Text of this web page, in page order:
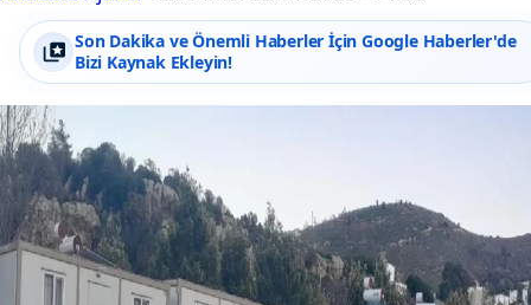
Son Dakika ve Önemli Haberler İçin Google Haberler'de
Bizi Kaynak Ekleyin!